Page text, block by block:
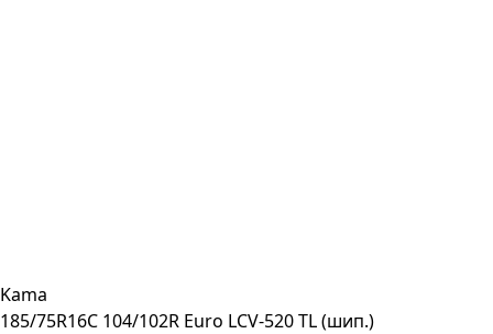
Kama
185/75R16C 104/102R Euro LCV-520 TL (шип.)